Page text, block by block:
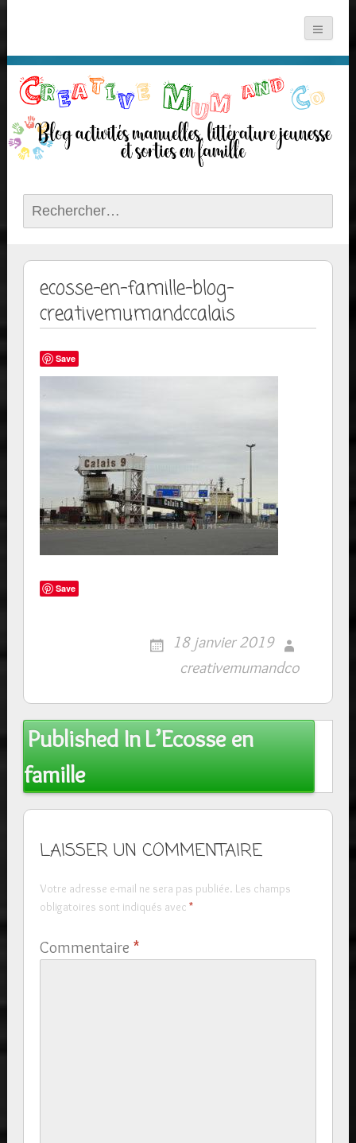
Rechercher :
ecosse-en-famille-blog-
creativemumandccalais
Save
Save
18 janvier 2019
creativemumandco
Post
navigation
Published InL’Ecosse en
famille
LAISSER UN COMMENTAIRE
Votre adresse e-mail ne sera pas publiée. Les champs
obligatoires sont indiqués avec *
Commentaire *